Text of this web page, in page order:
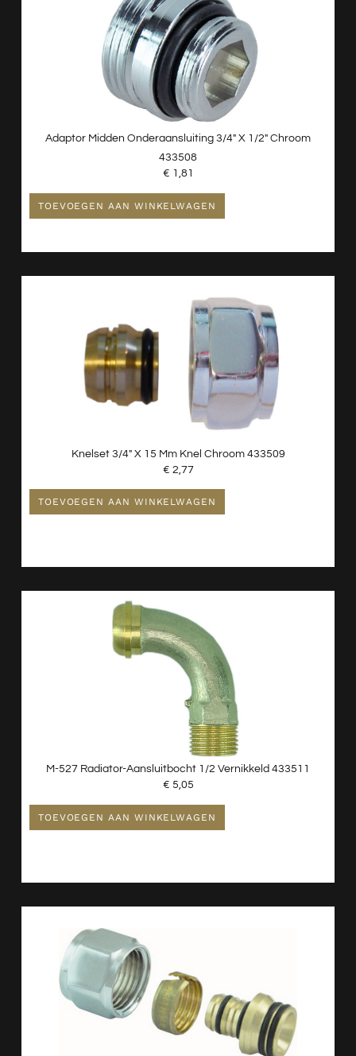
Adaptor Midden Onderaansluiting 3/4″ X 1/2″ Chroom
433508
€ 1,81
TOEVOEGEN AAN WINKELWAGEN
Knelset 3/4″ X 15 Mm Knel Chroom 433509
€ 2,77
TOEVOEGEN AAN WINKELWAGEN
M-527 Radiator-Aansluitbocht 1/2 Vernikkeld 433511
€ 5,05
TOEVOEGEN AAN WINKELWAGEN